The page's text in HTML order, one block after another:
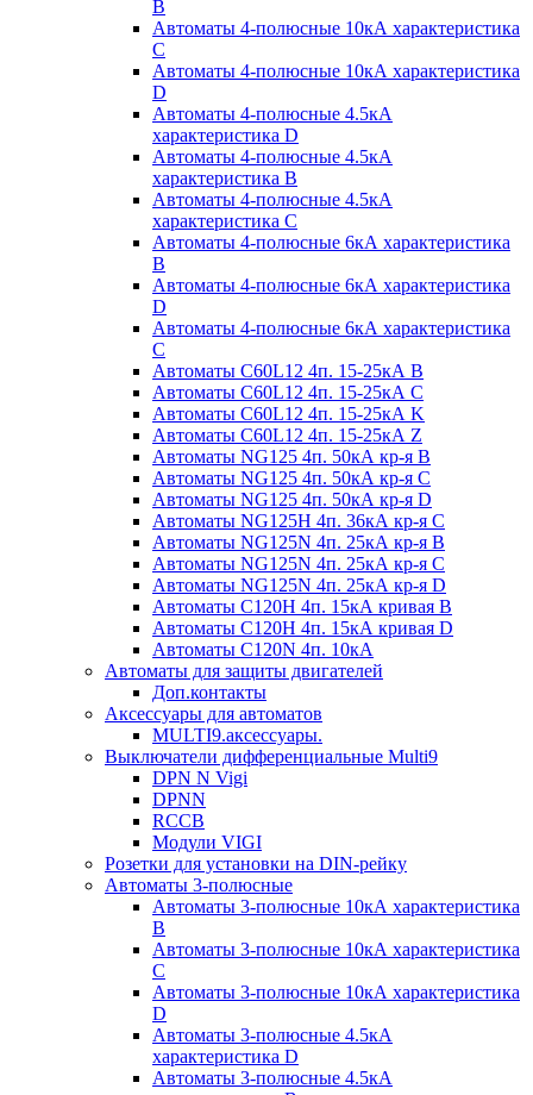
B
Автоматы 4-полюсные 10кА характеристика
C
Автоматы 4-полюсные 10кА характеристика
D
Автоматы 4-полюсные 4.5кА
характеристика D
Автоматы 4-полюсные 4.5кА
характеристика В
Автоматы 4-полюсные 4.5кА
характеристика С
Автоматы 4-полюсные 6кА характеристика
B
Автоматы 4-полюсные 6кА характеристика
D
Автоматы 4-полюсные 6кА характеристика
С
Автоматы C60L12 4п. 15-25кА B
Автоматы C60L12 4п. 15-25кА C
Автоматы C60L12 4п. 15-25кА K
Автоматы C60L12 4п. 15-25кА Z
Автоматы NG125 4п. 50кА кр-я B
Автоматы NG125 4п. 50кА кр-я C
Автоматы NG125 4п. 50кА кр-я D
Автоматы NG125H 4п. 36кА кр-я C
Автоматы NG125N 4п. 25кА кр-я B
Автоматы NG125N 4п. 25кА кр-я C
Автоматы NG125N 4п. 25кА кр-я D
Автоматы С120H 4п. 15кА кривая B
Автоматы С120H 4п. 15кА кривая D
Автоматы С120N 4п. 10кА
Автоматы для защиты двигателей
Доп.контакты
Аксессуары для автоматов
MULTI9.аксессуары.
Выключатели дифференциальные Multi9
DPN N Vigi
DPNN
RCCB
Модули VIGI
Розетки для установки на DIN-рейку
Автоматы 3-полюсные
Автоматы 3-полюсные 10кА характеристика
B
Автоматы 3-полюсные 10кА характеристика
C
Автоматы 3-полюсные 10кА характеристика
D
Автоматы 3-полюсные 4.5кА
характеристика D
Автоматы 3-полюсные 4.5кА